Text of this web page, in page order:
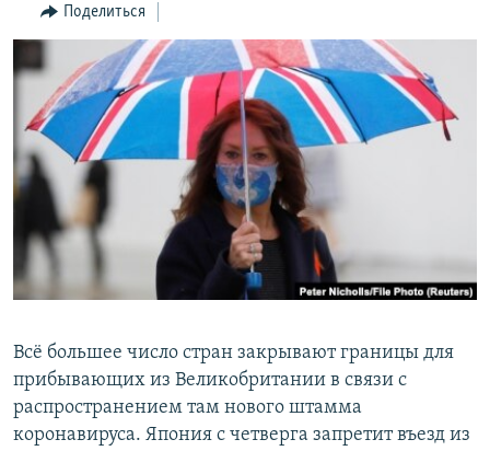
поискуЎЗБЕКЧА
TÜRKMENÇE
Все сайты РСЕ/РС
Поделиться
Всё большее число стран закрывают границы для
прибывающих из Великобритании в связи с
распространением там нового штамма
коронавируса. Япония с четверга запретит въезд из